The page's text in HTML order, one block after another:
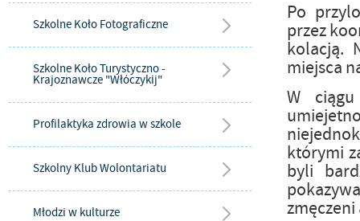
Szkolne Koło Fotograficzne
Szkolne Koło Turystyczno -
Krajoznawcze "Włóczykij"
Profilaktyka zdrowia w szkole
Szkolny Klub Wolontariatu
Młodzi w kulturze
Po
przez
kolacją.
miejsca
W
którymi
byli